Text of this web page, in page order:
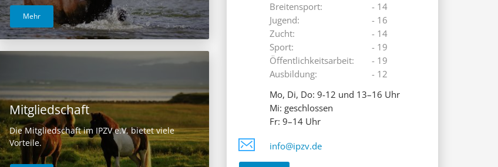
Mehr
Mitgliedschaft
Die Mitgliedschaft im IPZV e.V. bietet viele
Vorteile.
Breitensport:
Jugend:
Zucht:
Sport:
Öffentlichkeitsarbeit:
Ausbildung:
- 14
- 16
- 14
- 19
- 19
- 12
Mo, Di, Do: 9-12 und 13–16 Uhr
Mi: geschlossen
Fr: 9–14 Uhr
info@ipzv.de